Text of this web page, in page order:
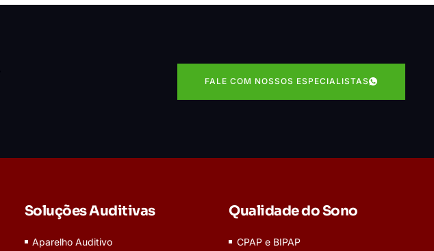
FALE COM NOSSOS ESPECIALISTAS
Soluções Auditivas
Aparelho Auditivo
Qualidade do Sono
CPAP e BIPAP